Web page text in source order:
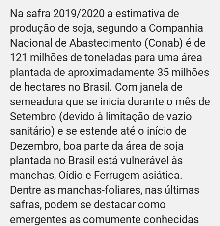
Na safra 2019/2020 a estimativa de
produção de soja, segundo a Companhia
Nacional de Abastecimento (Conab) é de
121 milhões de toneladas para uma área
plantada de aproximadamente 35 milhões
de hectares no Brasil. Com janela de
semeadura que se inicia durante o mês de
Setembro (devido à limitação de vazio
sanitário) e se estende até o início de
Dezembro, boa parte da área de soja
plantada no Brasil está vulnerável às
manchas, Oídio e Ferrugem-asiática.
Dentre as manchas-foliares, nas últimas
safras, podem se destacar como
emergentes as comumente conhecidas